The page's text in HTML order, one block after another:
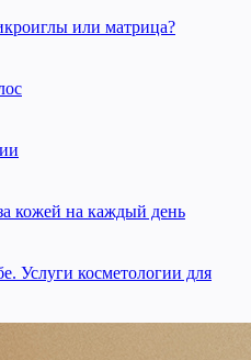
или матрица?
кожей на каждый день
Услуги косметологии для